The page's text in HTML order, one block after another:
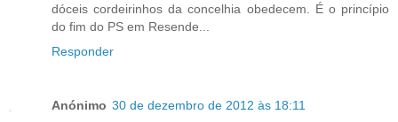
dóceis cordeirinhos da concelhia obedecem. É o princípio
do fim do PS em Resende...
Responder
Anónimo 30 de dezembro de 2012 às 18:11